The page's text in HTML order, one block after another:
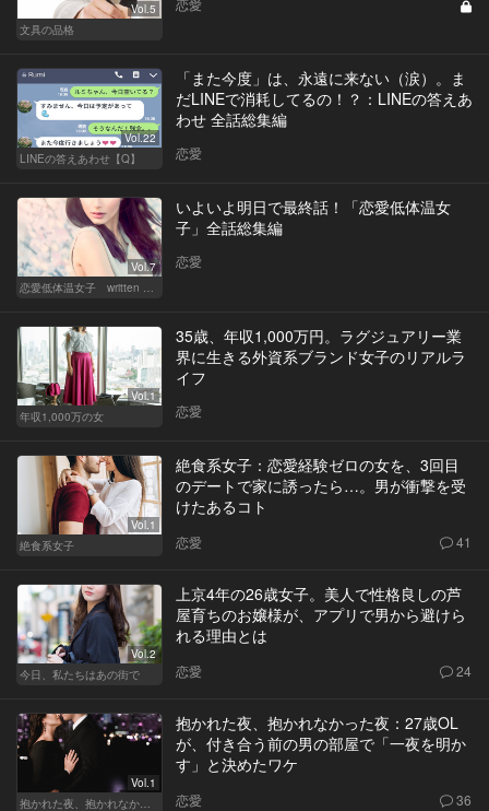
Vol.5
文具の品格
恋愛
Vol.22
LINEの答えあわせ【Q】
「また今度」は、永遠に来ない（涙）。ま
だLINEで消耗してるの！？：LINEの答えあ
わせ 全話総集編
恋愛
Vol.7
いよいよ明日で最終話！「恋愛低体温女
子」全話総集編
恋愛
Vol.1
年収1,000万の女
35歳、年収1,000万円。ラグジュアリー業
界に生きる外資系ブランド女子のリアルラ
イフ
恋愛
Vol.1
絶食系女子
絶食系女子：恋愛経験ゼロの女を、3回目
のデートで家に誘ったら…。男が衝撃を受
けたあるコト
恋愛 41
Vol.2
今日、私たちはあの街で
上京4年の26歳女子。美人で性格良しの芦
屋育ちのお嬢様が、アプリで男から避けら
れる理由とは
恋愛 24
Vol.1
抱かれた夜、抱かれなかった夜：27歳OL
が、付き合う前の男の部屋で「一夜を明か
す」と決めたワケ
恋愛 36